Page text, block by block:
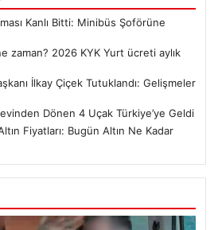
Kanlı Bitti: Minibüs Şoförüne
zaman? 2026 KYK Yurt ücreti aylık
İlkay Çiçek Tutuklandı: Gelişmeler
Dönen 4 Uçak Türkiye’ye Geldi
Fiyatları: Bugün Altın Ne Kadar